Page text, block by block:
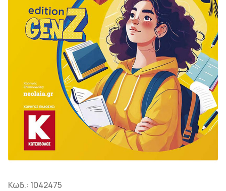
Κωδ.: 1042475